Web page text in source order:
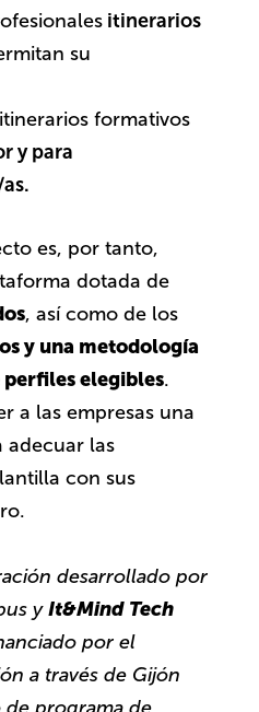
itinerarios
su
formativos
y para
es, por tanto,
dotada de
, así como de los
y una metodología
elegibles.
a las empresas una
adecuar las
con sus
desarrollado por
yIt&Mind Tech
por el
a través de Gijón
de programa de